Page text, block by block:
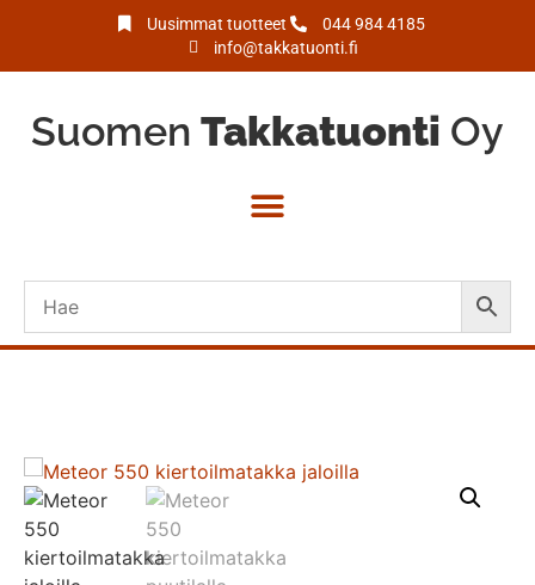
Uusimmat tuotteet
044 984 4185
info@takkatuonti.fi
Suomen Takkatuonti Oy